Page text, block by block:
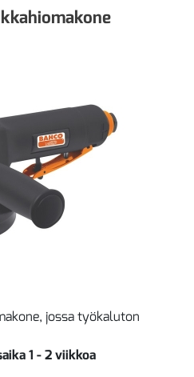
jossa työkaluton
1 - 2 viikkoa